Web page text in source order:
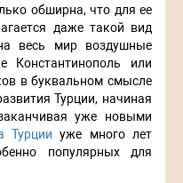
обширна, что для ее
даже такой вид
весь мир воздушные
или
в буквальном смысле
Турции, начиная
уже новыми
Турции уже много лет
популярных для